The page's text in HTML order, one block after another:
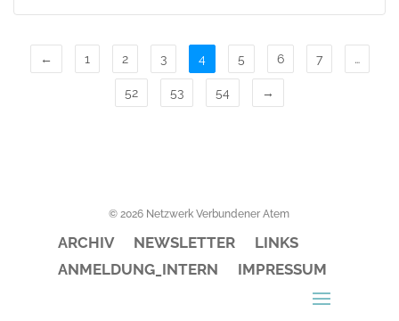
← 1 2 3 4 5 6 7 …
52 53 54 →
© 2026 Netzwerk Verbundener Atem
ARCHIV NEWSLETTER
LINKS
ANMELDUNG_INTERN
IMPRESSUM